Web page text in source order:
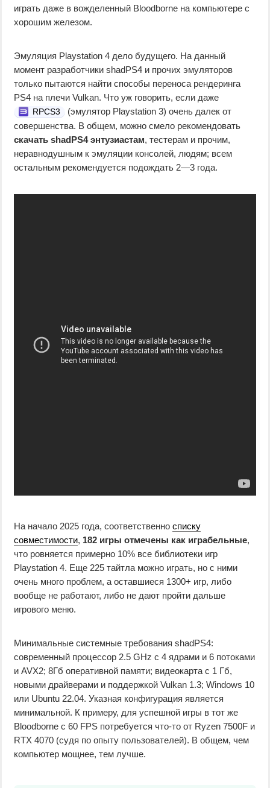
играть даже в вожделенный Bloodborne на компьютере с
хорошим железом.
Эмуляция Playstation 4 дело будущего. На данный
момент разработчики shadPS4 и прочих эмуляторов
только пытаются найти способы переноса рендеринга
PS4 на плечи Vulkan. Что уж говорить, если даже
RPCS3
(эмулятор Playstation 3) очень далек от
совершенства. В общем, можно смело рекомендовать
скачать shadPS4 энтузиастам, тестерам и прочим,
неравнодушным к эмуляции консолей, людям; всем
остальным рекомендуется подождать 2—3 года.
На начало 2025 года, соответственно списку
совместимости, 182 игры отмечены как играбельные,
что ровняется примерно 10% все библиотеки игр
Playstation 4. Еще 225 тайтла можно играть, но с ними
очень много проблем, а оставшиеся 1300+ игр, либо
вообще не работают, либо не дают пройти дальше
игрового меню.
Минимальные системные требования shadPS4:
современный процессор 2.5 GHz с 4 ядрами и 6 потоками
и AVX2; 8Гб оперативной памяти; видеокарта с 1 Гб,
новыми драйверами и поддержкой Vulkan 1.3; Windows 10
или Ubuntu 22.04. Указная конфигурация является
минимальной. К примеру, для успешной игры в тот же
Bloodborne с 60 FPS потребуется что-то от Ryzen 7500F и
RTX 4070 (судя по опыту пользователей). В общем, чем
компьютер мощнее, тем лучше.